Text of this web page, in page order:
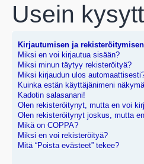
Usein
Kirjautumisen ja
Miksi en voi kirjautua sisään?
Miksi minun täytyy rekisteröityä?
Miksi kirjaudun ulos
Kuinka estän käyttäjänimeni
Kadotin salasanani!
Olen rekisteröitynyt, mutta en voi
Olen rekisteröitynyt joskus, mutta
Mikä on COPPA?
Miksi en voi rekisteröityä?
Mitä “Poista evästeet” tekee?